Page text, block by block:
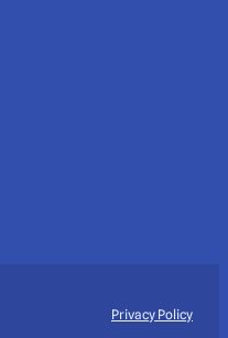
Privacy Policy